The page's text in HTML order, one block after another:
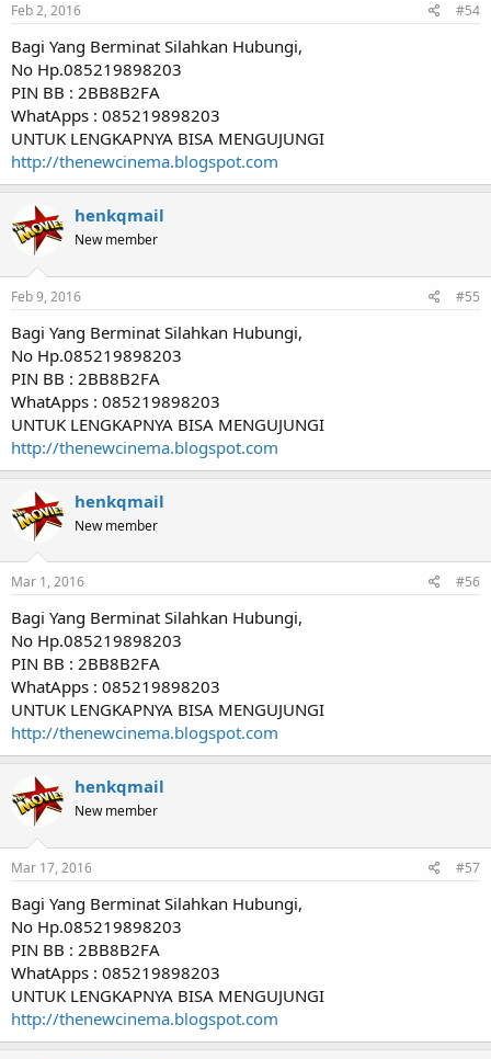
Feb 2, 2016 #54
Bagi Yang Berminat Silahkan Hubungi,
No Hp.085219898203
PIN BB : 2BB8B2FA
WhatApps : 085219898203
UNTUK LENGKAPNYA BISA MENGUJUNGI
http://thenewcinema.blogspot.com
henkqmail
New member
Feb 9, 2016 #55
Bagi Yang Berminat Silahkan Hubungi,
No Hp.085219898203
PIN BB : 2BB8B2FA
WhatApps : 085219898203
UNTUK LENGKAPNYA BISA MENGUJUNGI
http://thenewcinema.blogspot.com
henkqmail
New member
Mar 1, 2016 #56
Bagi Yang Berminat Silahkan Hubungi,
No Hp.085219898203
PIN BB : 2BB8B2FA
WhatApps : 085219898203
UNTUK LENGKAPNYA BISA MENGUJUNGI
http://thenewcinema.blogspot.com
henkqmail
New member
Mar 17, 2016 #57
Bagi Yang Berminat Silahkan Hubungi,
No Hp.085219898203
PIN BB : 2BB8B2FA
WhatApps : 085219898203
UNTUK LENGKAPNYA BISA MENGUJUNGI
http://thenewcinema.blogspot.com